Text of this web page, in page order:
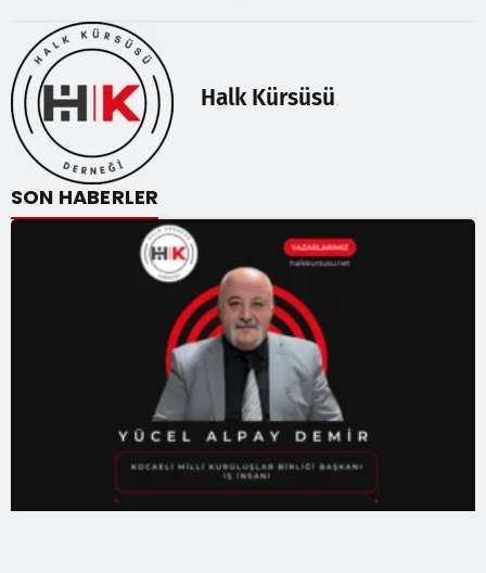
Halk Kürsüsü
SON HABERLER